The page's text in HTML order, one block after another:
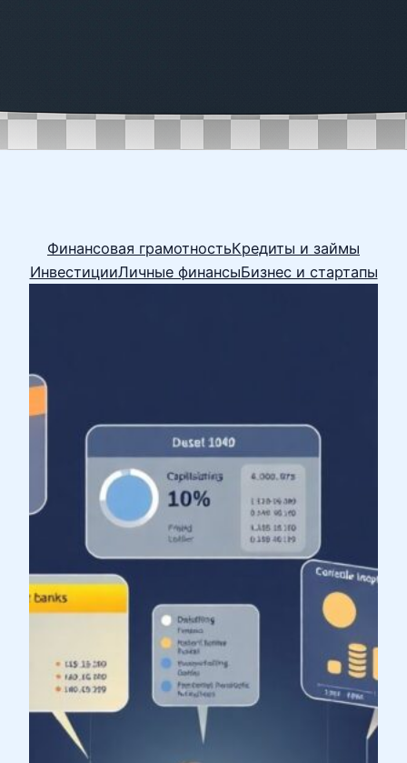
Финансовая грамотностьКредиты и займы
ИнвестицииЛичные финансыБизнес и стартапы